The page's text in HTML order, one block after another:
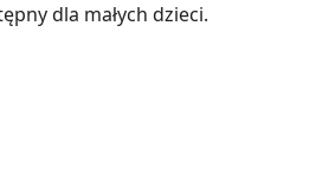
dla małych dzieci.